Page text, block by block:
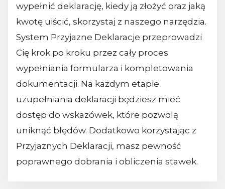
wypełnić deklarację, kiedy ją złożyć oraz jaką
kwotę uiścić, skorzystaj z naszego narzędzia.
System Przyjazne Deklaracje przeprowadzi
Cię krok po kroku przez cały proces
wypełniania formularza i kompletowania
dokumentacji. Na każdym etapie
uzupełniania deklaracji będziesz mieć
dostęp do wskazówek, które pozwolą
uniknąć błędów. Dodatkowo korzystając z
Przyjaznych Deklaracji, masz pewność
poprawnego dobrania i obliczenia stawek.